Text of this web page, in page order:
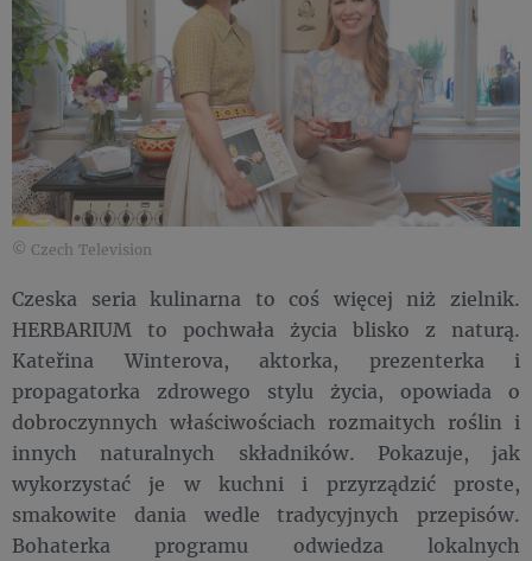
© Czech Television
Czeska seria kulinarna to coś więcej niż zielnik.
HERBARIUM to pochwała życia blisko z naturą.
Kateřina Winterova, aktorka, prezenterka i
propagatorka zdrowego stylu życia, opowiada o
dobroczynnych właściwościach rozmaitych roślin i
innych naturalnych składników. Pokazuje, jak
wykorzystać je w kuchni i przyrządzić proste,
smakowite dania wedle tradycyjnych przepisów.
Bohaterka programu odwiedza lokalnych